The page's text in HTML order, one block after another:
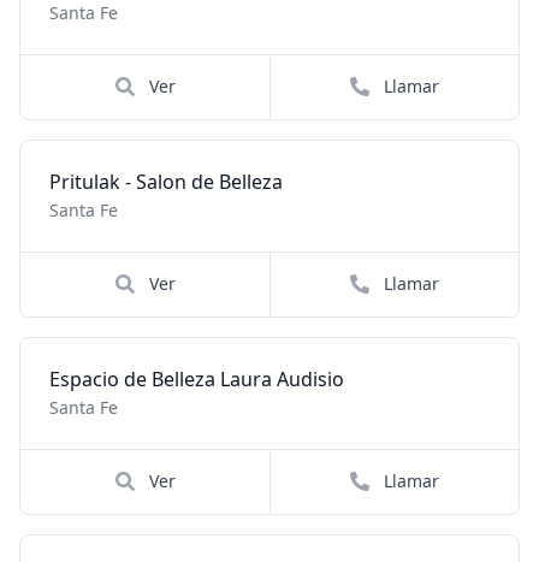
Santa Fe
Ver Llamar
Pritulak - Salon de Belleza
Santa Fe
Ver Llamar
Espacio de Belleza Laura Audisio
Santa Fe
Ver Llamar